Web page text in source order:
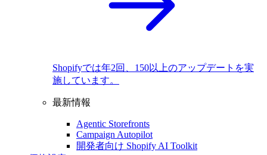
Shopifyでは年2回、150以上のアップデートを実
施しています。
最新情報
Agentic Storefronts
Campaign Autopilot
開発者向け Shopify AI Toolkit